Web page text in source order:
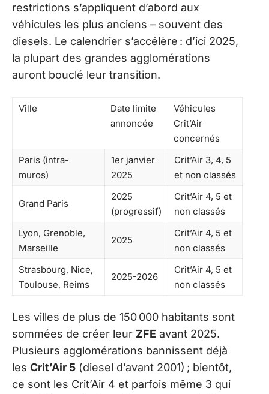
restrictions s’appliquent d’abord aux
véhicules les plus anciens – souvent des
diesels. Le calendrier s’accélère : d’ici 2025,
la plupart des grandes agglomérations
auront bouclé leur transition.
Ville
Date limite
annoncée
Véhicules
Crit’Air
concernés
Paris (intra-
muros)
1er janvier
2025
Crit’Air 3, 4, 5
et non classés
Grand Paris
2025
(progressif)
Crit’Air 4, 5 et
non classés
Lyon, Grenoble,
Marseille
2025
Crit’Air 4, 5 et
non classés
Strasbourg, Nice,
Toulouse, Reims
2025-2026
Crit’Air 4, 5 et
non classés
Les villes de plus de 150 000 habitants sont
sommées de créer leur ZFE avant 2025.
Plusieurs agglomérations bannissent déjà
les Crit’Air 5 (diesel d’avant 2001) ; bientôt,
ce sont les Crit’Air 4 et parfois même 3 qui